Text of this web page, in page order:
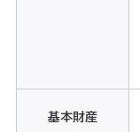
基本財産